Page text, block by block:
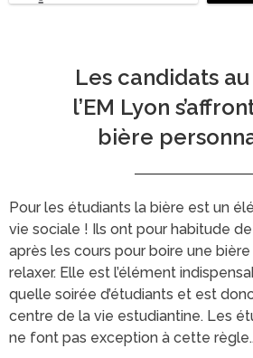
Les candidats au
l’EM Lyon
bière
Pour les étudiants la bière est un
vie sociale ! Ils ont pour habitude
après les cours pour boire une
relaxer. Elle est l’élément
quelle soirée d’étudiants et est
centre de la vie estudiantine. Les
ne font pas exception à cette